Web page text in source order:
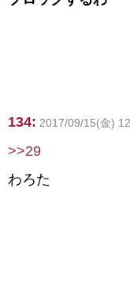
134: 2017/09/15(金)
>>29
わろた